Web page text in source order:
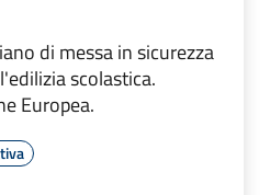
di messa in sicurezza
scolastica.
Europea.